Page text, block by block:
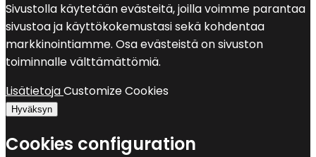
Sivustolla käytetään evästeitä, joilla voimme parantaa
sivustoa ja käyttökokemustasi sekä kohdentaa
markkinointiamme. Osa evästeistä on sivuston
toiminnalle välttämättömiä.
LisätietojaCustomize Cookies
Hyväksyn
Cookies configuration